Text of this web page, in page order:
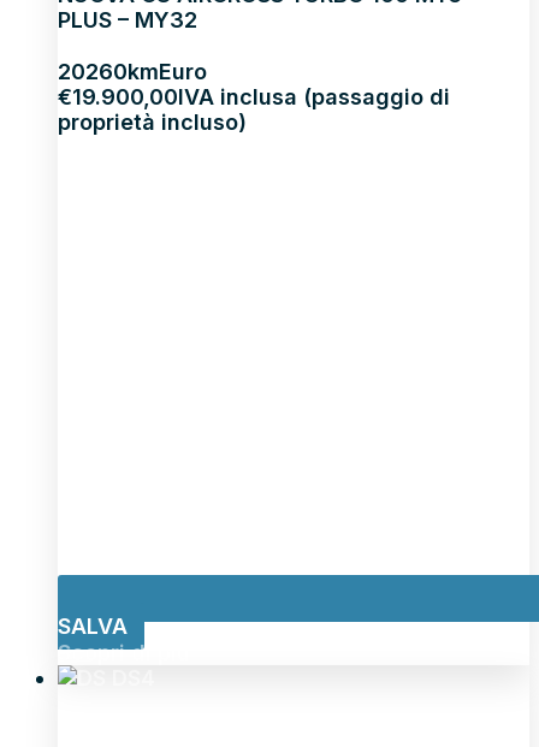
PLUS – MY32
20260kmEuro
€19.900,00IVA inclusa (passaggio di
proprietà incluso)
SALVA
Scopri di più